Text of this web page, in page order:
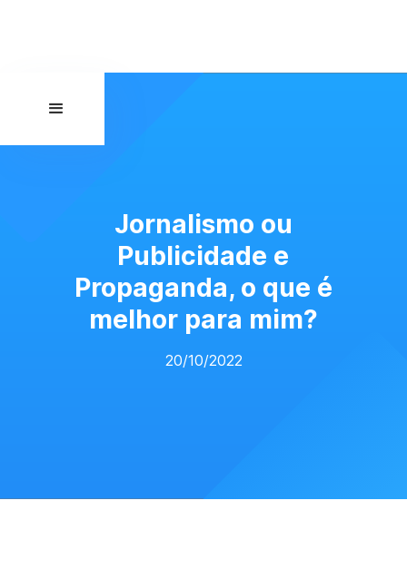
Jornalismo ou
Publicidade e
Propaganda, o que é
melhor para mim?
20/10/2022